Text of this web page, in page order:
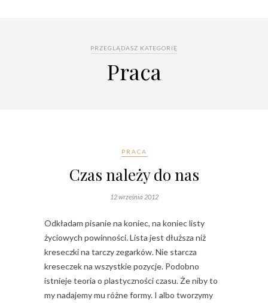
PRZEGLĄDASZ KATEGORIĘ
Praca
PRACA
Czas należy do nas
12 września 2012
Odkładam pisanie na koniec, na koniec listy
życiowych powinności. Lista jest dłuższa niż
kreseczki na tarczy zegarków. Nie starcza
kreseczek na wszystkie pozycje. Podobno
istnieje teoria o plastyczności czasu. Że niby to
my nadajemy mu różne formy. I albo tworzymy